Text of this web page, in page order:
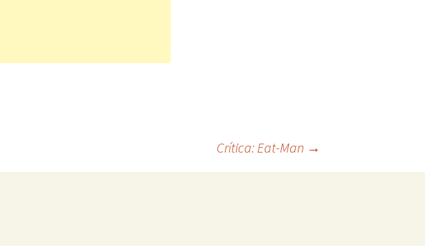
Crítica: Eat-Man →